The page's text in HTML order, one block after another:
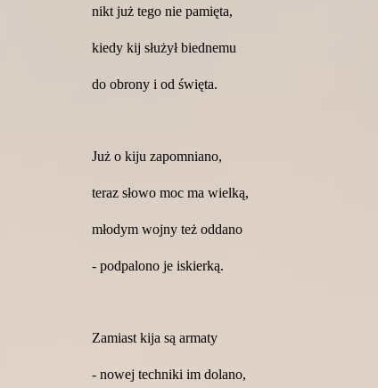
nikt już tego nie pamięta,
kiedy kij służył biednemu
do obrony i od święta.
Już o kiju zapomniano,
teraz słowo moc ma wielką,
młodym wojny też oddano
- podpalono je iskierką.
Zamiast kija są armaty
- nowej techniki im dolano,